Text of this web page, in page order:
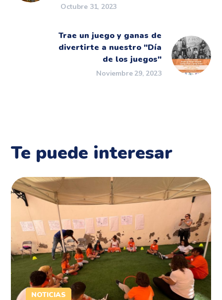
Octubre 31, 2023
Trae un juego y ganas de
divertirte a nuestro "Día
de los juegos"
Noviembre 29, 2023
Te puede interesar
NOTICIAS